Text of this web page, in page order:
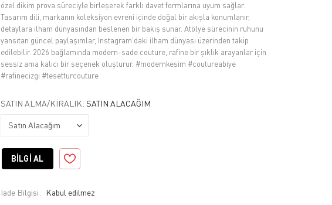
özel dikim prova süreciyle birleşerek farklı davet formlarına uyum sağlar.
Tasarım dili, markanın koleksiyon evreni içinde doğal bir akışla konumlanır;
detaylara ilham dünyasından beslenen bir bakış sunar. Atölye sürecinin ruhunu
yansıtan güncel paylaşımlar, Instagram’daki ilham dünyası üzerinden takip
edilebilir. 2026 bağlamında modern-sade couture, rafine bir şıklık arayanlar için
sessiz ama kalıcı bir seçenek oluşturur. #modernkesim #coutureabiye
#rafinecizgi #tesetturcouture
SATIN ALMA/KIRALIK: SATIN ALACAĞIM
BILGI AL
İade Bilgisi: